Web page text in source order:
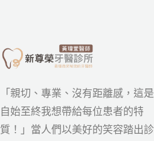
「親切、專業、沒有距離感，這是
自始至終我想帶給每位患者的特
質！」當人們以美好的笑容踏出診